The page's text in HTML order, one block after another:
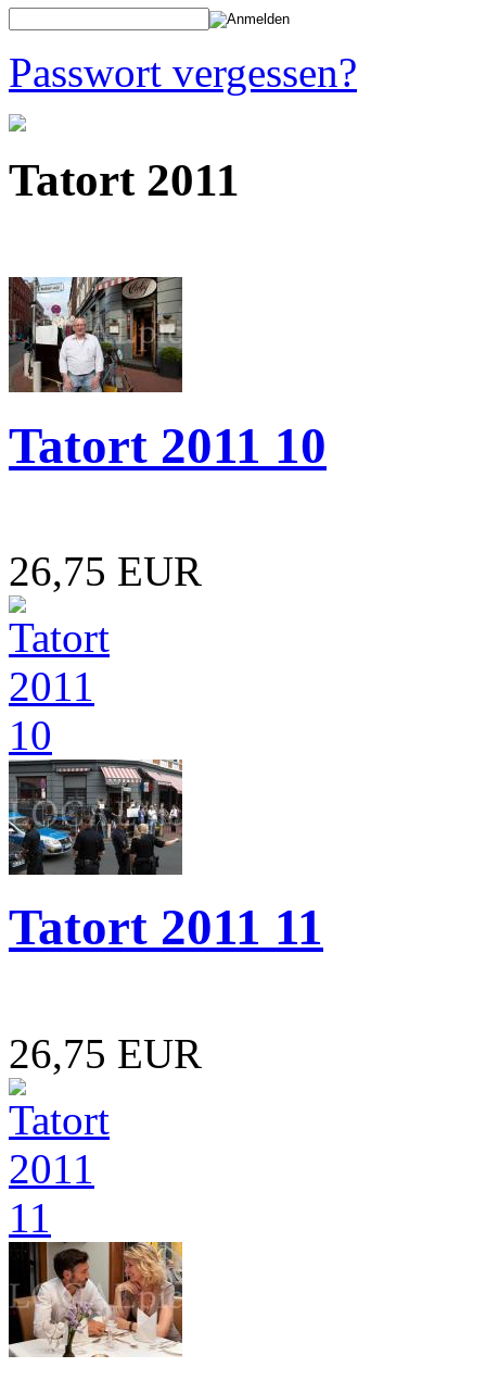
Passwort vergessen?
Tatort 2011
Tatort 2011 10
26,75 EUR
Tatort 2011 11
26,75 EUR